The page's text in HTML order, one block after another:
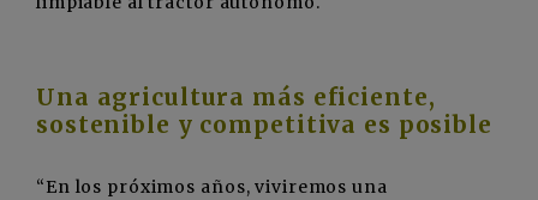
Una agricultura más eficiente,
sostenible y competitiva es posible
“En los próximos años, viviremos una